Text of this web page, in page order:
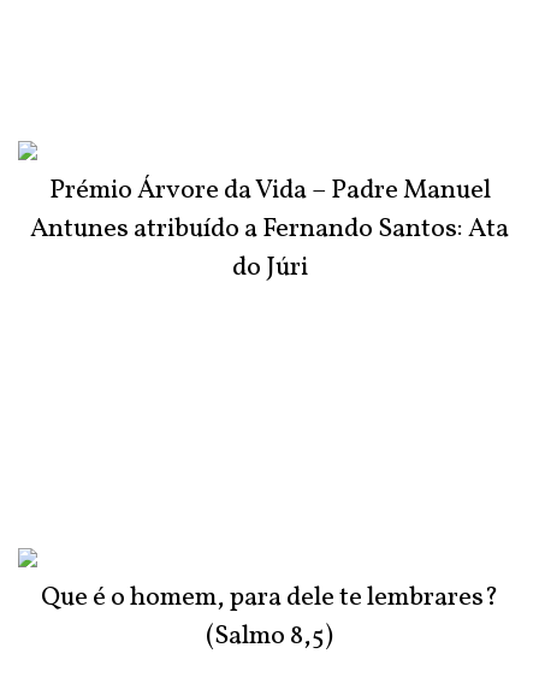
Prémio Árvore da Vida – Padre Manuel
Antunes atribuído a Fernando Santos: Ata
do Júri
Que é o homem, para dele te lembrares?
(Salmo 8,5)